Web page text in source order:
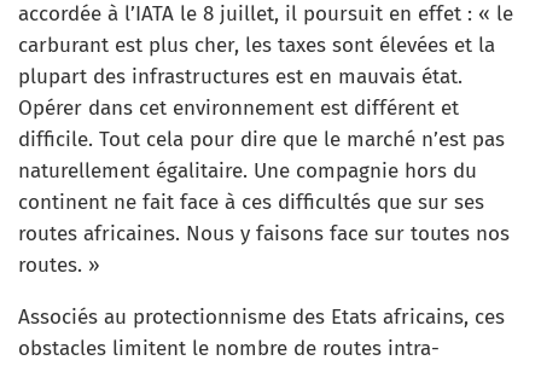
accordée à l’IATA le 8 juillet, il poursuit en effet : « le
carburant est plus cher, les taxes sont élevées et la
plupart des infrastructures est en mauvais état.
Opérer dans cet environnement est différent et
difficile. Tout cela pour dire que le marché n’est pas
naturellement égalitaire. Une compagnie hors du
continent ne fait face à ces difficultés que sur ses
routes africaines. Nous y faisons face sur toutes nos
routes. »
Associés au protectionnisme des Etats africains, ces
obstacles limitent le nombre de routes intra-